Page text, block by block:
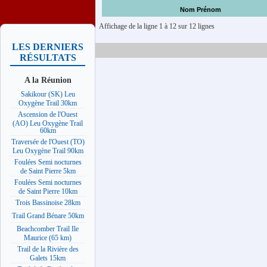
LES DERNIERS
RÉSULTATS
A la Réunion
Sakikour (SK) Leu
Oxygène Trail 30km
Ascension de l'Ouest
(AO) Leu Oxygène Trail
60km
Traversée de l'Ouest (TO)
Leu Oxygène Trail 90km
Foulées Semi nocturnes
de Saint Pierre 5km
Foulées Semi nocturnes
de Saint Pierre 10km
Trois Bassinoise 28km
Trail Grand Bénare 50km
Beachcomber Trail Ile
Maurice (65 km)
Trail de la Rivière des
Galets 15km
Nom Prénom
Affichage de la ligne 1 à 12 sur 12 lignes